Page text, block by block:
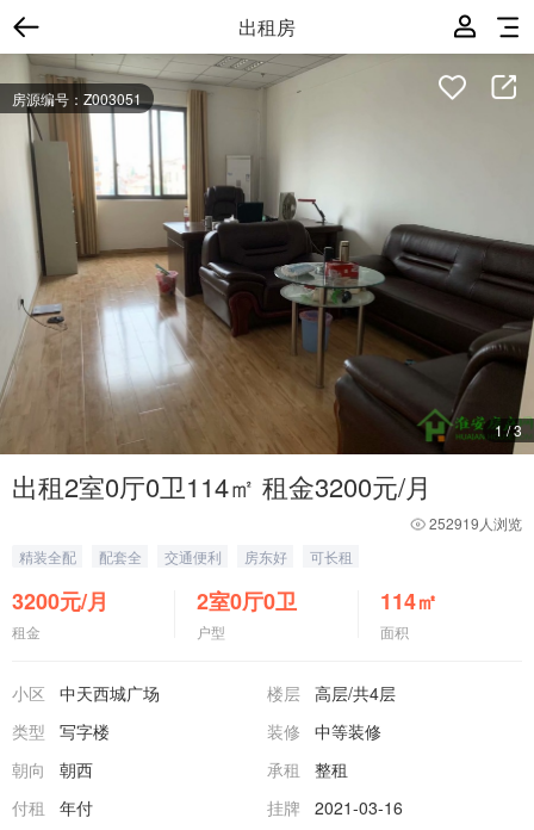
出租房
房源编号：Z003051
1/3
出租2室0厅0卫114㎡ 租金3200元/月
252919人浏览
精装全配
配套全 交通便利 房东好 可长租
3200元/月
租金
2室0厅0卫
户型
114㎡
面积
小区 中天西城广场 楼层 高层/共4层
类型
写字楼 装修
中等装修
朝向
朝西 承租
整租
付租
年付 挂牌
2021-03-16